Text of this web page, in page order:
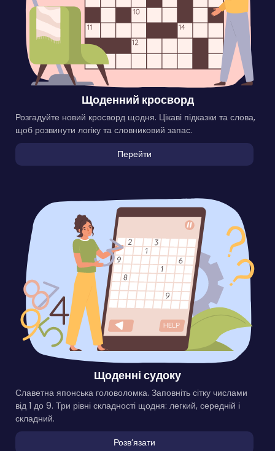
Щоденний кросворд
Розгадуйте новий кросворд щодня. Цікаві підказки та слова,
щоб розвинути логіку та словниковий запас.
Перейти
Щоденні судоку
Славетна японська головоломка. Заповніть сітку числами
від 1 до 9. Три рівні складності щодня: легкий, середній і
складний.
Розвʼязати